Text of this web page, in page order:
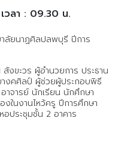
เวลา : 09.30 น.
ลัยนาฏศิลปลพบุรี ปีการ
ขะวร ผู้อำนวยการ ประธาน
งคศิลป์ ผู้ช่วยผู้ประกอบพิธี
จารย์ นักเรียน นักศึกษา
ในงานไหว้ครู ปีการศึกษา
ประชุมชั้น 2 อาคาร